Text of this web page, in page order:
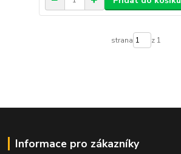
strana z 1
Informace pro zákazníky